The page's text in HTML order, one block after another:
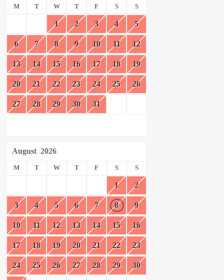
M T W T F S S
1 2 3 4 5
6 7 8 9 10 11 12
13 14 15 16 17 18 19
20 21 22 23 24 25 26
27 28 29 30 31
August 2026
M T W T F S S
1 2
3 4 5 6 7 8 9
10 11 12 13 14 15 16
17 18 19 20 21 22 23
24 25 26 27 28 29 30